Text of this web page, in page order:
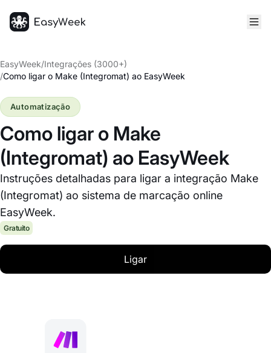
EasyWeek/Integrações (3000+)
/Como ligar o Make (Integromat) ao EasyWeek
Como ligar o Make
(Integromat) ao EasyWeek
Instruções detalhadas para ligar a integração Make
(Integromat) ao sistema de marcação online
EasyWeek.
Automatização
Gratuito
Ligar